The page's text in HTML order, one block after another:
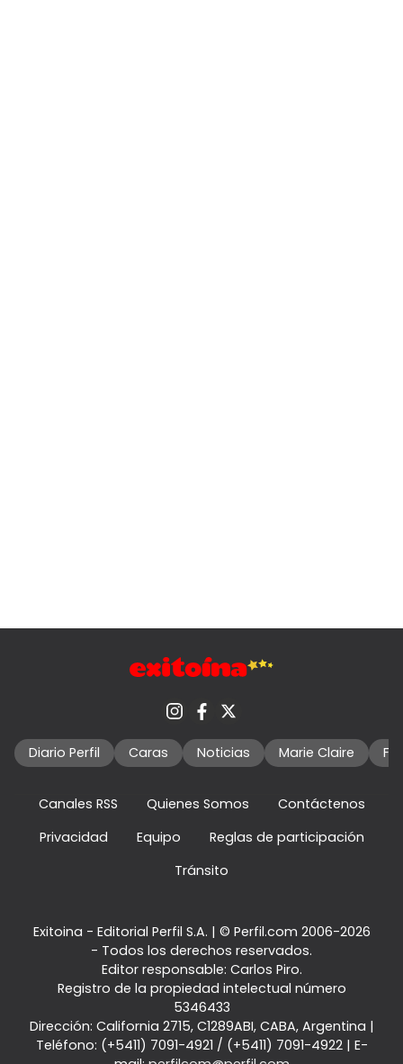
Diario Perfil Caras Noticias Marie Claire
Canales RSS Quienes Somos
Contáctenos
Privacidad
Equipo
Reglas de participación
Tránsito
Exitoina - Editorial Perfil S.A. | © Perfil.com 2006-2026
- Todos los derechos reservados.
Editor responsable: Carlos Piro.
Registro de la propiedad intelectual número
5346433
Dirección: California 2715, C1289ABI, CABA, Argentina |
Teléfono: (+5411) 7091-4921 / (+5411) 7091-4922| E-